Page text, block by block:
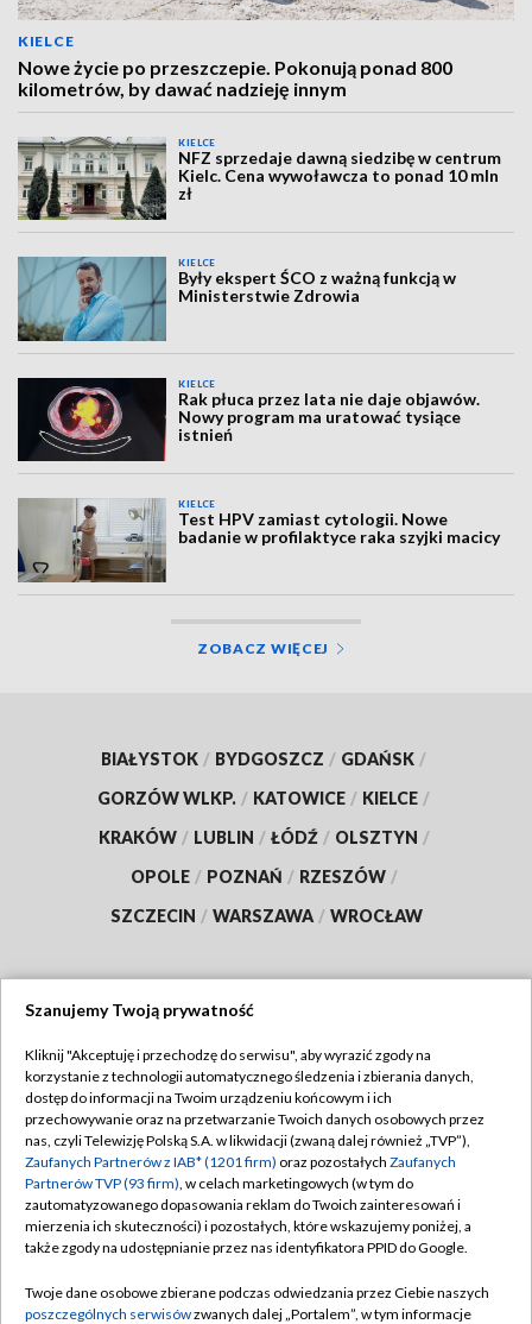
KIELCE
Nowe życie po przeszczepie. Pokonują ponad 800
kilometrów, by dawać nadzieję innym
KIELCE
NFZ sprzedaje dawną siedzibę w centrum
Kielc. Cena wywoławcza to ponad 10 mln
zł
KIELCE
Były ekspert ŚCO z ważną funkcją w
Ministerstwie Zdrowia
KIELCE
Rak płuca przez lata nie daje objawów.
Nowy program ma uratować tysiące
istnień
KIELCE
Test HPV zamiast cytologii. Nowe
badanie w profilaktyce raka szyjki macicy
ZOBACZ WIĘCEJ
BIAŁYSTOK / BYDGOSZCZ / GDAŃSK /
GORZÓW WLKP. / KATOWICE / KIELCE /
KRAKÓW / LUBLIN / ŁÓDŹ / OLSZTYN /
OPOLE / POZNAŃ / RZESZÓW /
SZCZECIN / WARSZAWA / WROCŁAW
TVP
Abonament TVP
Emisja w TVP
Centrum informacji TVP
Naziemna Telewizja Cyfrowa
Rada Programowa
Regulamin TVP
Polityka prywatności
Moje zgody
Pomoc
Kontakt
Szanujemy Twoją prywatność
Kliknij "Akceptuję i przechodzę do serwisu", aby wyrazić zgody na
korzystanie z technologii automatycznego śledzenia i zbierania danych,
dostęp do informacji na Twoim urządzeniu końcowym i ich
przechowywanie oraz na przetwarzanie Twoich danych osobowych przez
nas, czyli Telewizję Polską S.A. w likwidacji (zwaną dalej również „TVP”),
Zaufanych Partnerów z IAB* (1201 firm) oraz pozostałych Zaufanych
Partnerów TVP (93 firm), w celach marketingowych (w tym do
zautomatyzowanego dopasowania reklam do Twoich zainteresowań i
mierzenia ich skuteczności) i pozostałych, które wskazujemy poniżej, a
także zgody na udostępnianie przez nas identyfikatora PPID do Google.
Twoje dane osobowe zbierane podczas odwiedzania przez Ciebie naszych
poszczególnych serwisówzwanych dalej „Portalem”, w tym informacje